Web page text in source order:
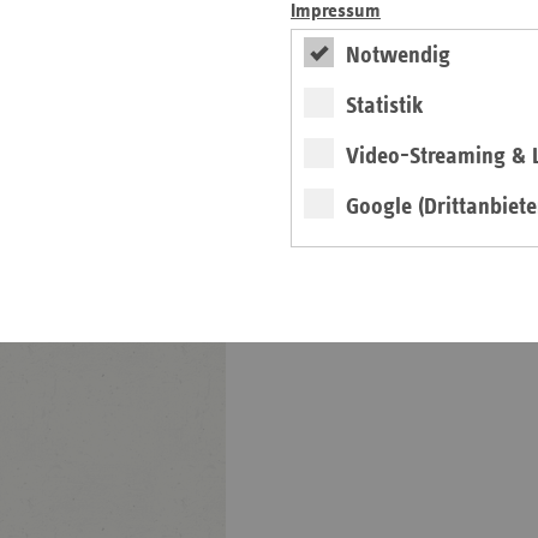
Impressum
Notwendig
Statistik
Video-Streaming &
Google
Info
weiter